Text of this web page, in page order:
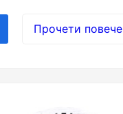
Прочети повече